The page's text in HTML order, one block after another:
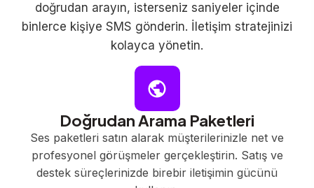
doğrudan arayın, isterseniz saniyeler içinde
binlerce kişiye SMS gönderin. İletişim stratejinizi
kolayca yönetin.
Doğrudan Arama Paketleri
Ses paketleri satın alarak müşterilerinizle net ve
profesyonel görüşmeler gerçekleştirin. Satış ve
destek süreçlerinizde birebir iletişimin gücünü